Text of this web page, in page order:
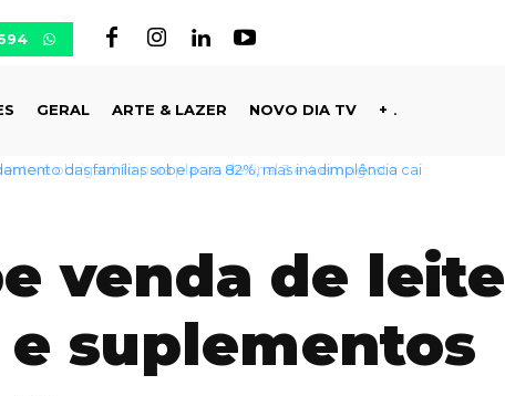
GERAL ARTE & LAZER NOVO DIA TV +
das famílias sobe para 82%, mas inadimplência cai
venda de leite
suplementos